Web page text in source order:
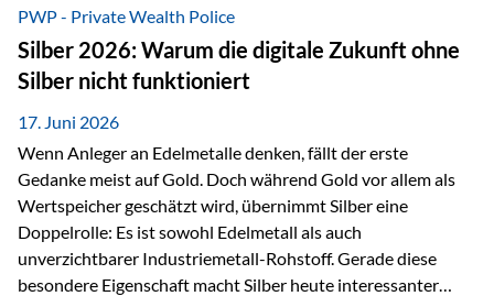
Veränderungen geprägt ist, kann diese aktive
Herangehensweise einen entscheidenden Mehrwert bieten.
Was zeichnet aktive Fonds aus? Aktive Fonds verfolgen das
Ziel, nicht nur einen Markt abzubilden, sondern gezielt
Anlageentscheidungen zu treffen. Fondsmanager
analysieren Unternehmen,…
PWP - Private Wealth Police
Silber 2026: Warum die digitale Zukunft ohne
Silber nicht funktioniert
17. Juni 2026
Wenn Anleger an Edelmetalle denken, fällt der erste
Gedanke meist auf Gold. Doch während Gold vor allem als
Wertspeicher geschätzt wird, übernimmt Silber eine
Doppelrolle: Es ist sowohl Edelmetall als auch
unverzichtbarer Industriemetall-Rohstoff. Gerade diese
besondere Eigenschaft macht Silber heute interessanter